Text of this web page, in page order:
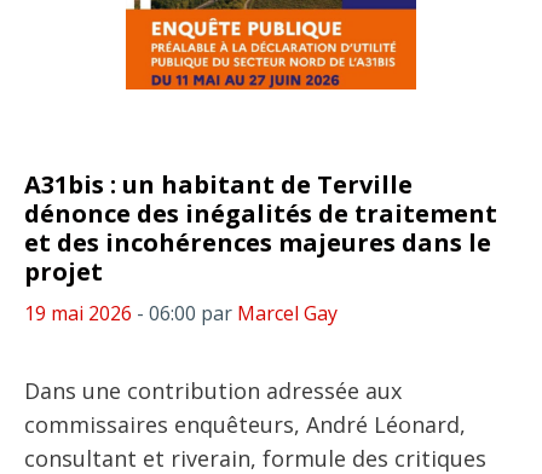
A31bis : un habitant de Terville
dénonce des inégalités de traitement
et des incohérences majeures dans le
projet
19 mai 2026 - 06:00 par Marcel Gay
Dans une contribution adressée aux
commissaires enquêteurs, André Léonard,
consultant et riverain, formule des critiques